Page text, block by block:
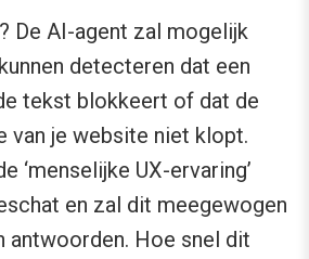
De AI-agent zal mogelijk
detecteren dat een
tekst blokkeert of dat de
van je website niet klopt.
‘menselijke UX-ervaring’
en zal dit meegewogen
antwoorden. Hoe snel dit